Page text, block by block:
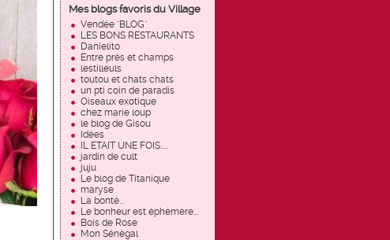
Mes blogs favoris du Village
Vendée "BLOG"
LES BONS RESTAURANTS
Danielito
Entre prés et champs
lestilleuls
toutou et chats chats
un pti coin de paradis
Oiseaux exotique
chez marie loup
le blog de Gisou
Idées
IL ETAIT UNE FOIS.....
jardin de cult
juju
Le blog de Titanique
maryse
La bonté...
Le bonheur est éphémère...
Bois de Rose
Mon Sénégal